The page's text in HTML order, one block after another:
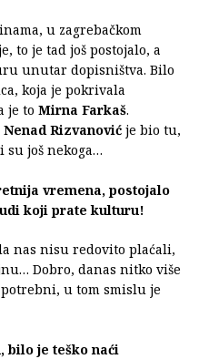
u zagrebačkom
to je tad još postojalo, a
unutar dopisništva. Bilo
koja je pokrivala
je to Mirna Farkaš.
Nenad Rizvanović je bio tu,
su još nekoga…
vremena, postojalo
koji prate kulturu!
nas nisu redovito plaćali,
Dobro, danas nitko više
u tom smislu je
bilo je teško naći